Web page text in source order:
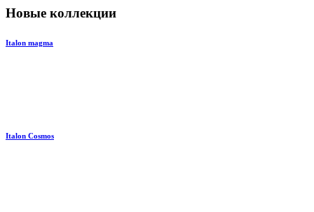
Новые коллекции
Italon magma
Italon Cosmos